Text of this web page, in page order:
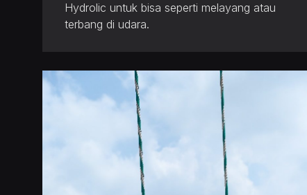
Hydrolic untuk bisa seperti melayang atau
terbang di udara.